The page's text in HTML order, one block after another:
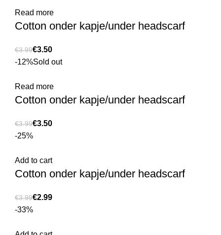
Read more
Cotton onder kapje/under headscarf
€3.99€3.50
-12%Sold out
Read more
Cotton onder kapje/under headscarf
€3.99€3.50
-25%
Add to cart
Cotton onder kapje/under headscarf
€3.99€2.99
-33%